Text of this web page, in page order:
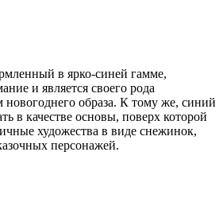
в ярко-синей гамме,
и является своего рода
образа. К тому же, синий
в качестве основы, поверх которой
художества в виде снежинок,
персонажей.